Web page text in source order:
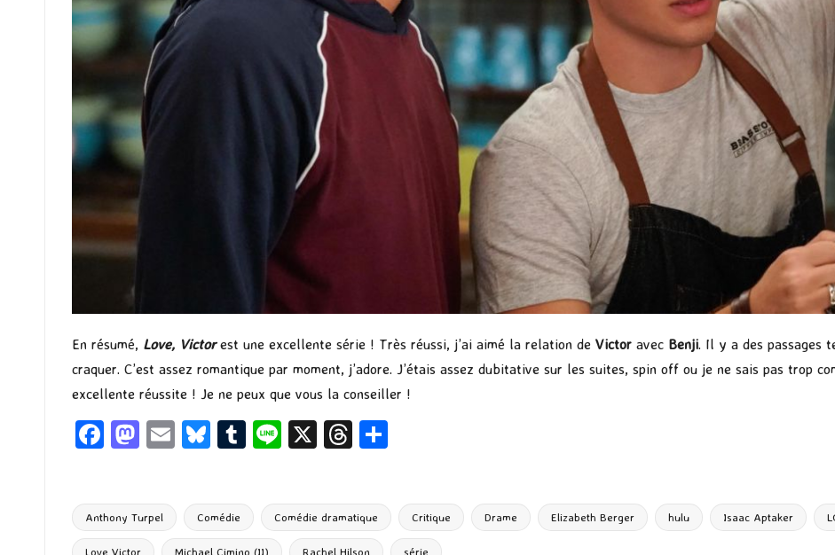
En résumé, Love, Victorest une excellente série ! Très réussi, j’ai aimé la relation de Victor avec Benji. Il y a des passages
craquer. C’est assez romantique par moment, j’adore. J’étais assez dubitative sur les suites, spin off ou je ne sais pas trop
excellente réussite ! Je ne peux que vous la conseiller !
Fa
o
o
M
d
o
E
l
Bl
ky
T
bl
r
Li X
T
ds g
er
Anthony Turpel Comédie Comédie dramatique Critique Drame Elizabeth Berger hulu Isaac Aptaker
Love Victor Michael Cimino (II) Rachel Hilson série